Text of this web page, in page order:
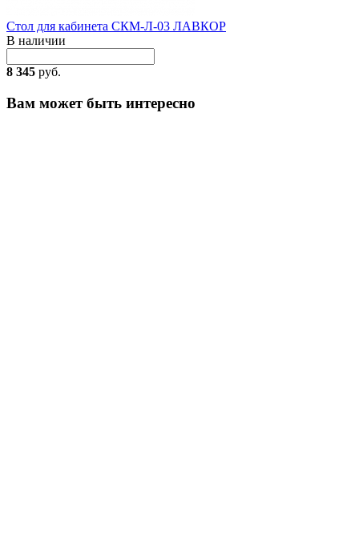
Стол для кабинета СКМ-Л-03 ЛАВКОР
В наличии
8 345 руб.
Вам может быть интересно